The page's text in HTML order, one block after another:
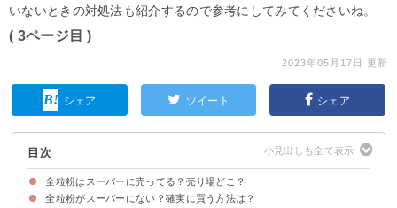
いないときの対処法も紹介するので参考にしてみてくださいね。
( 3ページ目 )
2023年05月17日 更新
シェア ツイート シェア
目次
全粒粉はスーパーに売ってる？売り場どこ？
全粒粉の販売店・取扱店の一覧
全粒粉の売り場・コーナー
全粒粉のスーパーでの値段・価格
全粒粉がスーパーにない？確実に買う方法は？